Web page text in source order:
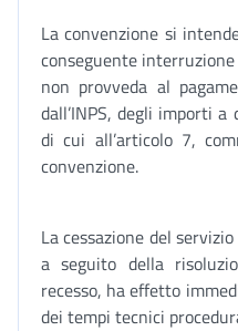
La convenzione si
conseguente
non provveda al
dall’INPS, degli importi
di cui all’articolo 7,
convenzione.
La cessazione del
a seguito della
recesso, ha effetto
dei tempi tecnici